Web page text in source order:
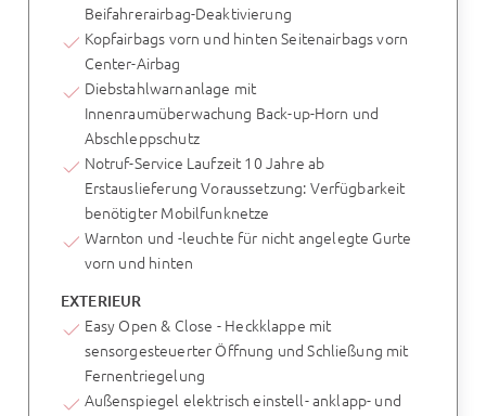
Beifahrerairbag-Deaktivierung
Kopfairbags vorn und hinten Seitenairbags vorn
Center-Airbag
Diebstahlwarnanlage mit
Innenraumüberwachung Back-up-Horn und
Abschleppschutz
Notruf-Service Laufzeit 10 Jahre ab
Erstauslieferung Voraussetzung: Verfügbarkeit
benötigter Mobilfunknetze
Warnton und -leuchte für nicht angelegte Gurte
vorn und hinten
EXTERIEUR
Easy Open & Close - Heckklappe mit
sensorgesteuerter Öffnung und Schließung mit
Fernentriegelung
Außenspiegel elektrisch einstell- anklapp- und